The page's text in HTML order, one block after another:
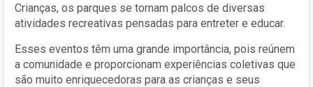
Crianças, os parques se tornam palcos de diversas
atividades recreativas pensadas para entreter e educar.
Esses eventos têm uma grande importância, pois reúnem
a comunidade e proporcionam experiências coletivas que
são muito enriquecedoras para as crianças e seus